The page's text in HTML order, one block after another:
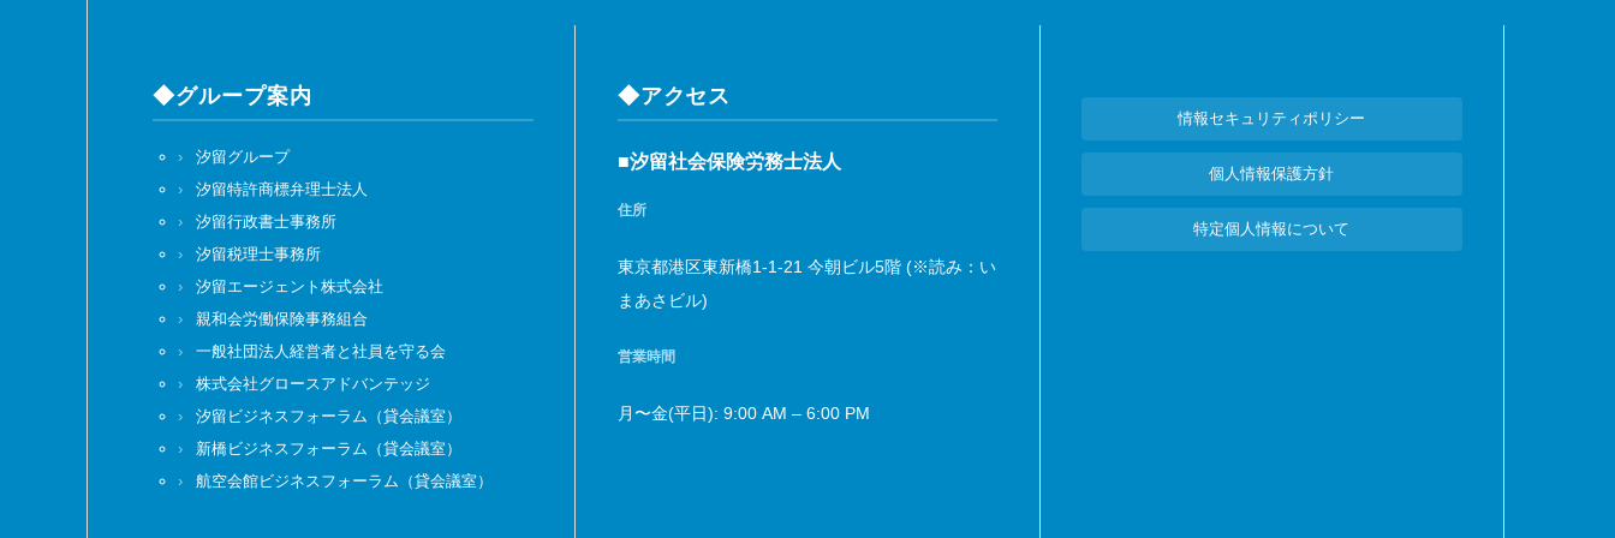
◆グループ案内
汐留グループ
汐留特許商標弁理士法人
汐留行政書士事務所
汐留税理士事務所
汐留エージェント株式会社
親和会労働保険事務組合
一般社団法人経営者と社員を守る会
株式会社グロースアドバンテッジ
汐留ビジネスフォーラム（貸会議室）
新橋ビジネスフォーラム（貸会議室）
航空会館ビジネスフォーラム（貸会議室）
◆アクセス
■汐留社会保険労務士法人
住所
東京都港区東新橋1-1-21 今朝ビル5階 (※読み：い
まあさビル)
営業時間
月〜金(平日): 9:00 AM – 6:00 PM
情報セキュリティポリシー
個人情報保護方針
特定個人情報について